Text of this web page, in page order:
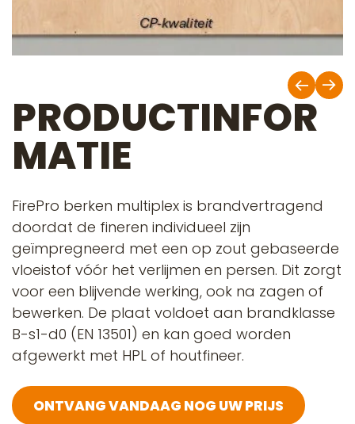
PRODUCTINFOR
MATIE
FirePro berken multiplex is brandvertragend
doordat de fineren individueel zijn
geïmpregneerd met een op zout gebaseerde
vloeistof vóór het verlijmen en persen. Dit zorgt
voor een blijvende werking, ook na zagen of
bewerken. De plaat voldoet aan brandklasse
B-s1-d0 (EN 13501) en kan goed worden
afgewerkt met HPL of houtfineer.
ONTVANG VANDAAG NOG UW PRIJS